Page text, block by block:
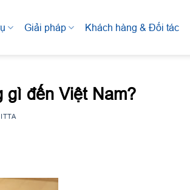
Giải pháp Khách hàng & Đối tác
gì đến Việt Nam?
ITTA